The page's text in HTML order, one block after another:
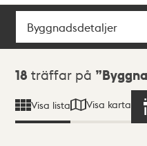
Sök
Sökresultat
18 träffar på
Visa lista Visa karta